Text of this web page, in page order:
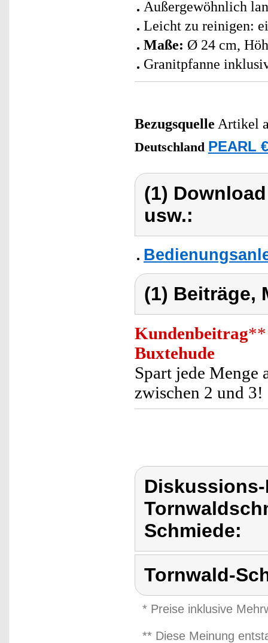
Außergewöhnlich
Leicht zu reinigen:
Maße: Ø 24 cm,
Granitpfanne
Bezugsquelle Artikel
Deutschland PEARL
(1)
usw.:
(1) Beiträge,
Kundenbeitrag**
Buxtehude
Spart jede Menge
zwischen 2 und 3!
Schmiede:
Tornwald-
* Preise inklusive
** Diese Meinung